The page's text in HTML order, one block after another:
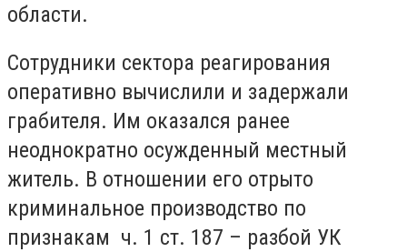
области.
Сотрудники сектора реагирования
оперативно вычислили и задержали
грабителя. Им оказался ранее
неоднократно осужденный местный
житель. В отношении его отрыто
криминальное производство по
признакам ч. 1 ст. 187 – разбой УК